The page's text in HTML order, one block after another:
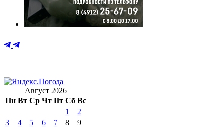
Август 2026
Пн Вт Ср Чт Пт Сб Вс
1
2
3
4 5 6 7 8
9